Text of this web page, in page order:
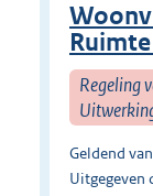
Regeling
Geldend
Uitgegeven